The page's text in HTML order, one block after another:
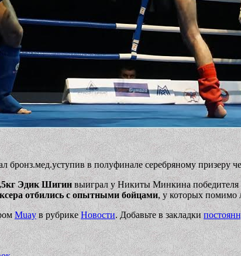
бронз.мед.уступив в полуфинале серебряному
Эдик Шигинвыиграл у Никиты Минкина победителя
отбились с опытными бойцами, у которых помимо
Muayв рубрикеНовости. Добавьте в закладки